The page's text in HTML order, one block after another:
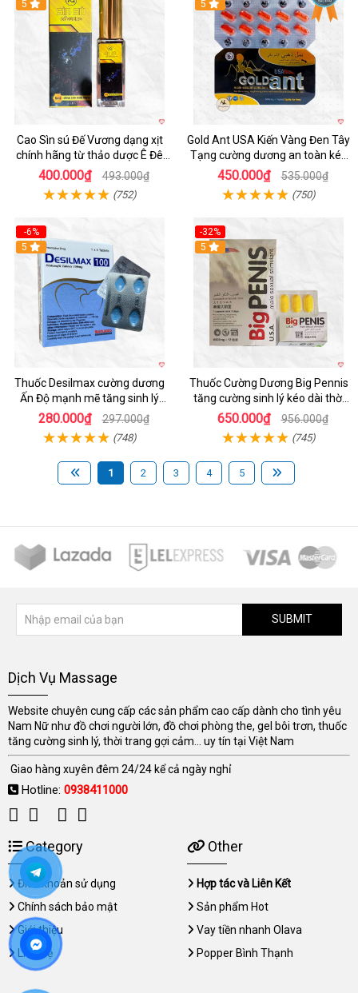
5
Cao Sìn sú Đế Vương dạng xịt
chính hãng từ thảo dược Ê Đê
Việt Nam
400.000₫ 493.000₫
(752)
5
Gold Ant USA Kiến Vàng Đen Tây
Tạng cường dương an toàn kéo
dài
450.000₫ 535.000₫
(750)
-6%
5
Thuốc Desilmax cường dương
Ấn Độ mạnh mẽ tăng sinh lý
nhanh
280.000₫ 297.000₫
(748)
-32%
5
Thuốc Cường Dương Big Pennis
tăng cường sinh lý kéo dài thời
gian
650.000₫ 956.000₫
(745)
1 2 3 4 5
SUBMIT
Dịch Vụ Massage
Website chuyên cung cấp các sản phẩm cao cấp dành cho tình yêu
Nam Nữ như đồ chơi người lớn, đồ chơi phòng the, gel bôi trơn, thuốc
tăng cường sinh lý, thời trang gợi cảm... uy tín tại Việt Nam
Giao hàng xuyên đêm 24/24 kể cả ngày nghỉ
Hotline: 0938411000
Category
Điều khoản sử dụng
Chính sách bảo mật
Giới thiệu
Liên hệ
Other
Hợp tác và Liên Kết
Sản phẩm Hot
Vay tiền nhanh Olava
Popper Bình Thạnh